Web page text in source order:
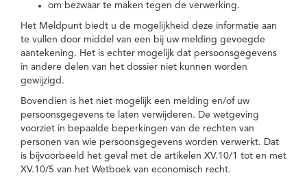
om bezwaar te maken tegen de verwerking.
Het Meldpunt biedt u de mogelijkheid deze informatie aan
te vullen door middel van een bij uw melding gevoegde
aantekening. Het is echter mogelijk dat persoonsgegevens
in andere delen van het dossier niet kunnen worden
gewijzigd.
Bovendien is het niet mogelijk een melding en/of uw
persoonsgegevens te laten verwijderen. De wetgeving
voorziet in bepaalde beperkingen van de rechten van
personen van wie persoonsgegevens worden verwerkt. Dat
is bijvoorbeeld het geval met de artikelen XV.10/1 tot en met
XV.10/5 van het Wetboek van economisch recht.